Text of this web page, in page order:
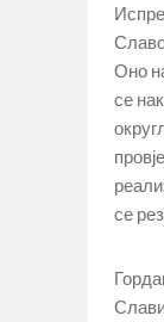
Оно
се
се